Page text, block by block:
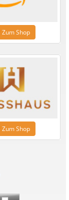
Zum Shop
Zum Shop